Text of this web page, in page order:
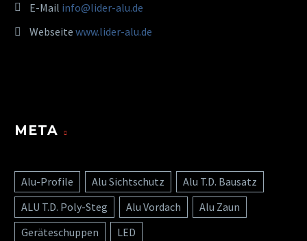
E-Mail info@lider-alu.de
Webseite www.lider-alu.de
META
Alu-Profile Alu Sichtschutz
Alu T.D. Bausatz
ALU T.D. Poly-Steg
Alu Vordach
Alu Zaun
Geräteschuppen
LED